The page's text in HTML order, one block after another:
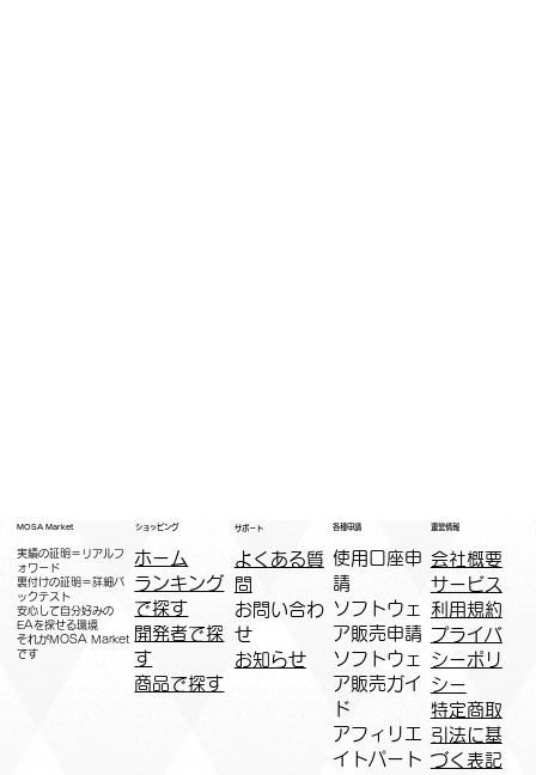
MOSA Market
実績の証明＝リアルフ
ォワード
裏付けの証明＝詳細バ
ックテスト
安心して自分好みの
EAを探せる環境
​それがMOSA Market
です
ショッピング
ホーム
ランキング
で探す
開発者で探
す
商品で探す
サポート
よくある質
問
お問い合わ
せ
お知らせ
各種申請
​使用口座申
請
ソフトウェ
ア販売申請
ソフトウェ
ア販売ガイ
ド
アフィリエ
イトパート
運営情報
会社概要
サービス
利用規約
プライバ
シーポリ
シー
特定商取
引法に基
づく表記